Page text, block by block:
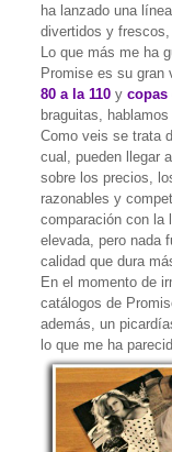
ha lanzado una
divertidos y
Lo que más me ha
Promise es su gran
80 a la 110y copas
braguitas,
Como veis se trata
cual, pueden llegar
sobre los precios,
razonables y
comparación con la
elevada, pero nada
calidad que dura
En el momento de
catálogos de
además, un
lo que me ha